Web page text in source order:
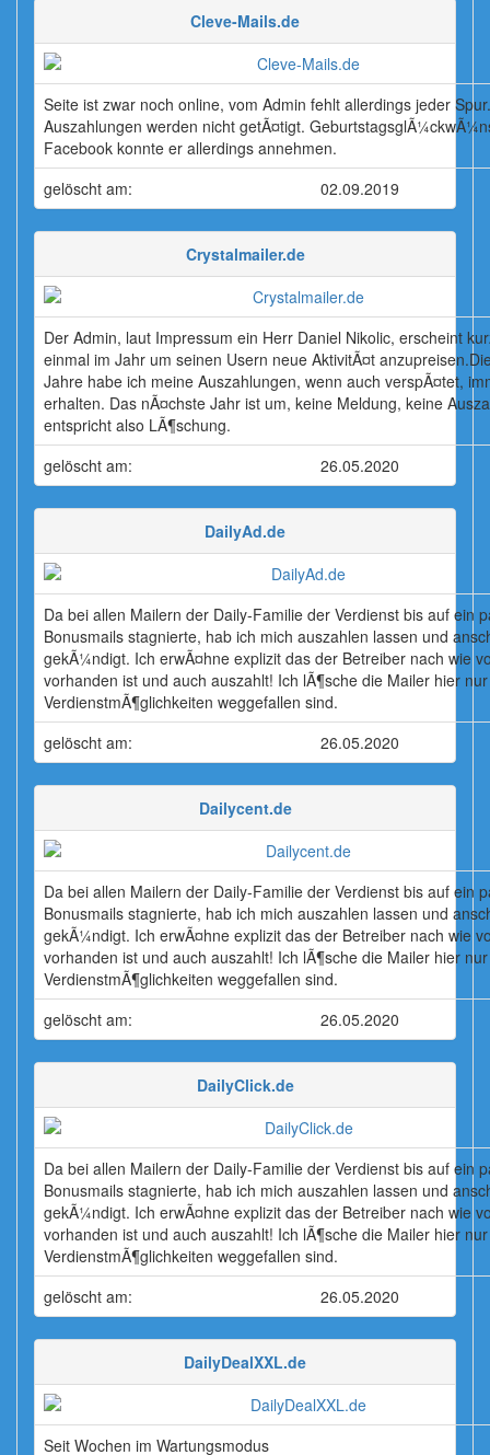
Cleve-Mails.de
Seite ist zwar noch online, vom Admin fehlt allerdings jeder Spur.
Auszahlungen werden nicht getÃ¤tigt.
Facebook konnte er allerdings annehmen.
gelöscht am:
02.09.2019
Crystalmailer.de
Der Admin, laut Impressum ein Herr Daniel Nikolic, erscheint
einmal im Jahr um seinen Usern neue AktivitÃ¤t
Jahre habe ich meine Auszahlungen, wenn auch verspÃ¤tet,
erhalten. Das nÃ¤chste Jahr ist um, keine Meldung, keine
entspricht also LÃ¶schung.
gelöscht am:
26.05.2020
DailyAd.de
Da bei allen Mailern der Daily-Familie der Verdienst bis auf ein
Bonusmails stagnierte, hab ich mich auszahlen lassen und
gekÃ¼ndigt. Ich erwÃ¤hne explizit das der Betreiber nach wie
vorhanden ist und auch auszahlt! Ich lÃ¶sche die Mailer hier
VerdienstmÃ¶glichkeiten weggefallen sind.
gelöscht am:
26.05.2020
Dailycent.de
Da bei allen Mailern der Daily-Familie der Verdienst bis auf ein
Bonusmails stagnierte, hab ich mich auszahlen lassen und
gekÃ¼ndigt. Ich erwÃ¤hne explizit das der Betreiber nach wie
vorhanden ist und auch auszahlt! Ich lÃ¶sche die Mailer hier
VerdienstmÃ¶glichkeiten weggefallen sind.
gelöscht am:
26.05.2020
DailyClick.de
Da bei allen Mailern der Daily-Familie der Verdienst bis auf ein
Bonusmails stagnierte, hab ich mich auszahlen lassen und
gekÃ¼ndigt. Ich erwÃ¤hne explizit das der Betreiber nach wie
vorhanden ist und auch auszahlt! Ich lÃ¶sche die Mailer hier
VerdienstmÃ¶glichkeiten weggefallen sind.
gelöscht am:
26.05.2020
DailyDealXXL.de
Seit Wochen im Wartungsmodus